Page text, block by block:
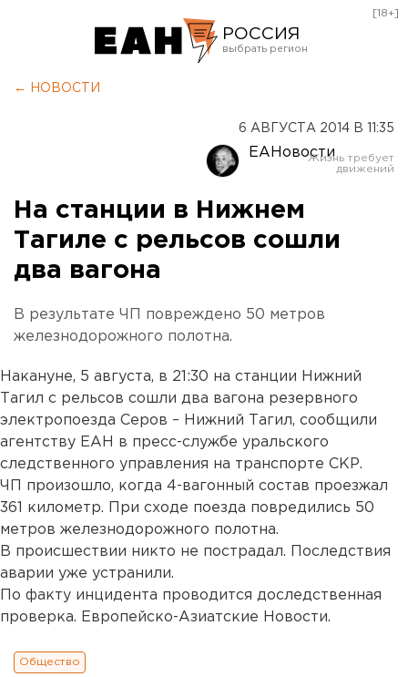
РОССИЯ
Оренбург
[18+]
← НОВОСТИ
6 АВГУСТА 2014 В 11:35
ЕАНовости
На станции в Нижнем
Тагиле с рельсов сошли
два вагона
В результате ЧП повреждено 50 метров
железнодорожного полотна.
Накануне, 5 августа, в 21:30 на станции Нижний
Тагил с рельсов сошли два вагона резервного
электропоезда Серов – Нижний Тагил, сообщили
агентству ЕАН в пресс-службе уральского
следственного управления на транспорте СКР.
ЧП произошло, когда 4-вагонный состав проезжал
361 километр. При сходе поезда повредились 50
метров железнодорожного полотна.
В происшествии никто не пострадал. Последствия
аварии уже устранили.
По факту инцидента проводится доследственная
проверка. Европейско-Азиатские Новости.
Общество